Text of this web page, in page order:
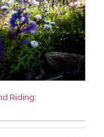
Riding: